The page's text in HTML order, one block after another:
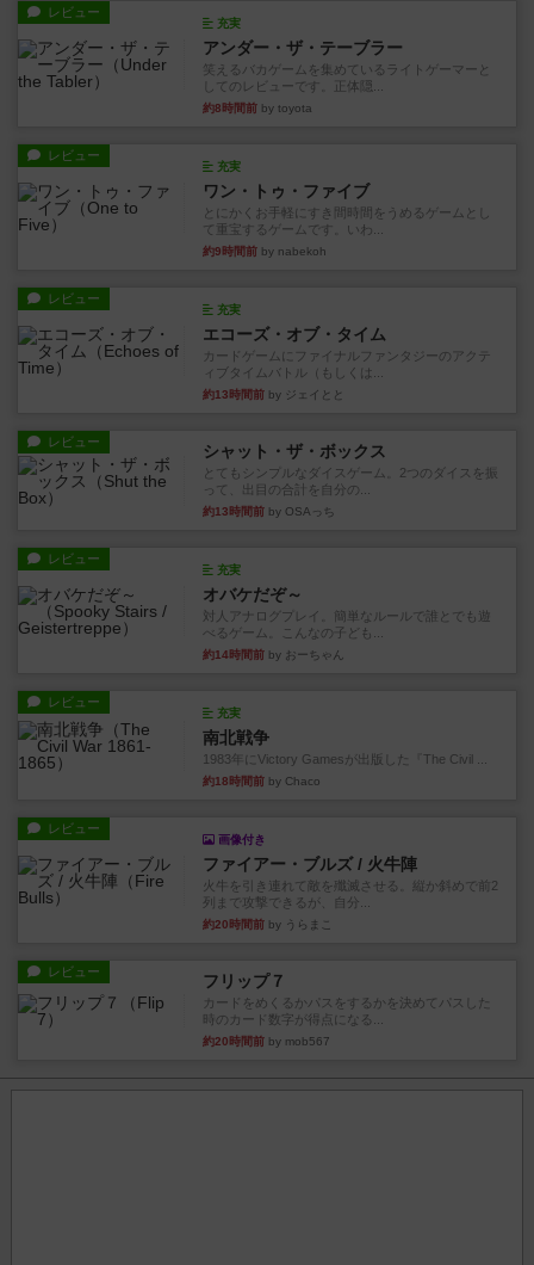
レビュー
充実
アンダー・ザ・テーブラー
笑えるバカゲームを集めているライトゲーマーと
してのレビューです。正体隠...
約8時間前 by toyota
レビュー
充実
ワン・トゥ・ファイブ
とにかくお手軽にすき間時間をうめるゲームとし
て重宝するゲームです。いわ...
約9時間前 by nabekoh
レビュー
充実
エコーズ・オブ・タイム
カードゲームにファイナルファンタジーのアクテ
ィブタイムバトル（もしくは...
約13時間前 by ジェイとと
レビュー シャット・ザ・ボックス
とてもシンプルなダイスゲーム。2つのダイスを振
って、出目の合計を自分の...
約13時間前 by OSAっち
レビュー
充実
オバケだぞ～
対人アナログプレイ。簡単なルールで誰とでも遊
べるゲーム。こんなの子ども...
約14時間前 by おーちゃん
レビュー
充実
南北戦争
1983年にVictory Gamesが出版した『The Civil ...
約18時間前 by Chaco
レビュー
画像付き
ファイアー・ブルズ / 火牛陣
火牛を引き連れて敵を殲滅させる。縦か斜めで前2
列まで攻撃できるが、自分...
約20時間前 by うらまこ
レビュー フリップ７
カードをめくるかパスをするかを決めてパスした
時のカード数字が得点になる...
約20時間前 by mob567